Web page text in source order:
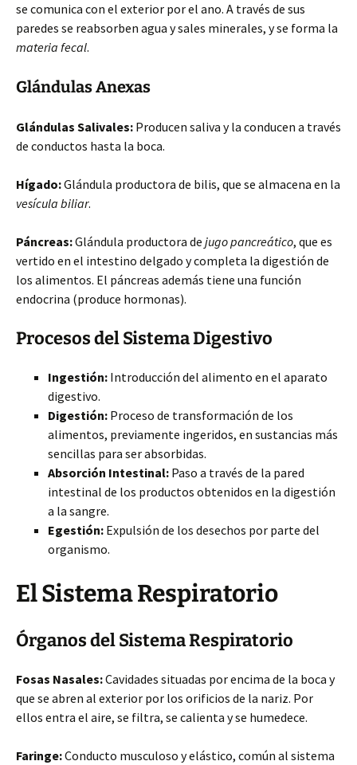
se comunica con el exterior por el ano. A través de sus
paredes se reabsorben agua y sales minerales, y se forma la
materia fecal.
Glándulas Anexas
Glándulas Salivales: Producen saliva y la conducen a través
de conductos hasta la boca.
Hígado:Glándula productora de bilis, que se almacena en la
vesícula biliar.
Páncreas:Glándula productora de jugo pancreático, que es
vertido en el intestino delgado y completa la digestión de
los alimentos. El páncreas además tiene una función
endocrina (produce hormonas).
Procesos del Sistema Digestivo
Ingestión: Introducción del alimento en el aparato
digestivo.
Digestión: Proceso de transformación de los
alimentos, previamente ingeridos, en sustancias más
sencillas para ser absorbidas.
Absorción Intestinal: Paso a través de la pared
intestinal de los productos obtenidos en la digestión
a la sangre.
Egestión: Expulsión de los desechos por parte del
organismo.
El Sistema Respiratorio
Órganos del Sistema Respiratorio
Fosas Nasales:Cavidades situadas por encima de la boca y
que se abren al exterior por los orificios de la nariz. Por
ellos entra el aire, se filtra, se calienta y se humedece.
Faringe:Conducto musculoso y elástico, común al sistema